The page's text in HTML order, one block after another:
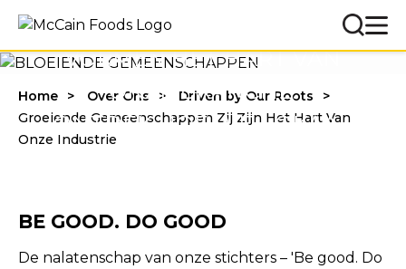
VORMEN HET HART VAN
ONZE BRANCHE.
ONTDEK HOE WIJ LOKAAL
Home Over Ons
Driven by Our Roots
Groeiende Gemeenschappen Zij Zijn Het Hart Van
Onze Industrie
BE GOOD. DO GOOD
De nalatenschap van onze stichters – 'Be good. Do